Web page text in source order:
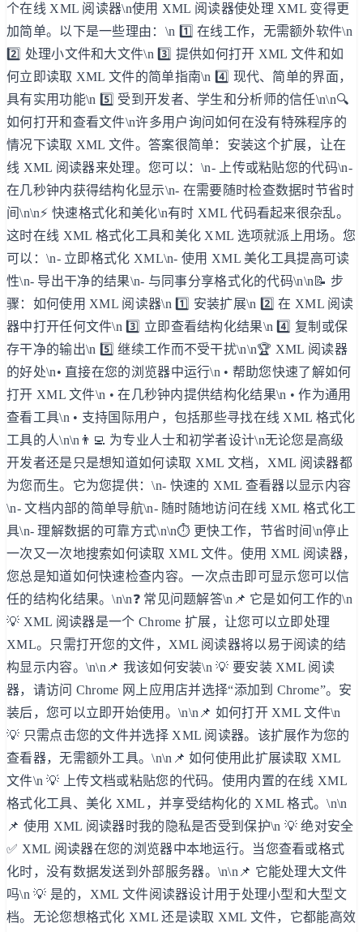
个在线 XML 阅读器\n使用 XML 阅读器使处理 XML 变得更
加简单。以下是一些理由：\n 1️⃣ 在线工作，无需额外软件\n
2️⃣ 处理小文件和大文件\n 3️⃣ 提供如何打开 XML 文件和如
何立即读取 XML 文件的简单指南\n 4️⃣ 现代、简单的界面，
具有实用功能\n 5️⃣ 受到开发者、学生和分析师的信任\n\n🔍
如何打开和查看文件\n许多用户询问如何在没有特殊程序的
情况下读取 XML 文件。答案很简单：安装这个扩展，让在
线 XML 阅读器来处理。您可以：\n- 上传或粘贴您的代码\n-
在几秒钟内获得结构化显示\n- 在需要随时检查数据时节省时
间\n\n⚡ 快速格式化和美化\n有时 XML 代码看起来很杂乱。
这时在线 XML 格式化工具和美化 XML 选项就派上用场。您
可以：\n- 立即格式化 XML\n- 使用 XML 美化工具提高可读
性\n- 导出干净的结果\n- 与同事分享格式化的代码\n\n📝 步
骤：如何使用 XML 阅读器\n 1️⃣ 安装扩展\n 2️⃣ 在 XML 阅读
器中打开任何文件\n 3️⃣ 立即查看结构化结果\n 4️⃣ 复制或保
存干净的输出\n 5️⃣ 继续工作而不受干扰\n\n🏆 XML 阅读器
的好处\n• 直接在您的浏览器中运行\n • 帮助您快速了解如何
打开 XML 文件\n • 在几秒钟内提供结构化结果\n • 作为通用
查看工具\n • 支持国际用户，包括那些寻找在线 XML 格式化
工具的人\n\n👨‍💻 为专业人士和初学者设计\n无论您是高级
开发者还是只是想知道如何读取 XML 文档，XML 阅读器都
为您而生。它为您提供：\n- 快速的 XML 查看器以显示内容
\n- 文档内部的简单导航\n- 随时随地访问在线 XML 格式化工
具\n- 理解数据的可靠方式\n\n⏱️ 更快工作，节省时间\n停止
一次又一次地搜索如何读取 XML 文件。使用 XML 阅读器，
您总是知道如何快速检查内容。一次点击即可显示您可以信
任的结构化结果。\n\n❓ 常见问题解答\n📌 它是如何工作的\n
💡 XML 阅读器是一个 Chrome 扩展，让您可以立即处理
XML。只需打开您的文件，XML 阅读器将以易于阅读的结
构显示内容。\n\n📌 我该如何安装\n 💡 要安装 XML 阅读
器，请访问 Chrome 网上应用店并选择“添加到 Chrome”。安
装后，您可以立即开始使用。\n\n📌 如何打开 XML 文件\n
💡 只需点击您的文件并选择 XML 阅读器。该扩展作为您的
查看器，无需额外工具。\n\n📌 如何使用此扩展读取 XML
文件\n 💡 上传文档或粘贴您的代码。使用内置的在线 XML
格式化工具、美化 XML，并享受结构化的 XML 格式。\n\n
📌 使用 XML 阅读器时我的隐私是否受到保护\n 💡 绝对安全
✅ XML 阅读器在您的浏览器中本地运行。当您查看或格式
化时，没有数据发送到外部服务器。\n\n📌 它能处理大文件
吗\n 💡 是的，XML 文件阅读器设计用于处理小型和大型文
档。无论您想格式化 XML 还是读取 XML 文件，它都能高效